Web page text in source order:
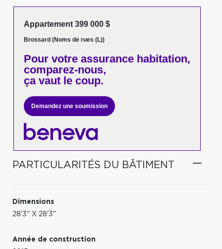
Appartement 399 000 $
Brossard (Noms de rues (L))
Pour votreassurance habitation,
comparez-nous,
ça vaut le coup.
Demandez une soumission
PARTICULARITÉS DU BÂTIMENT
Dimensions
28'3" X 28'3"
Année de construction